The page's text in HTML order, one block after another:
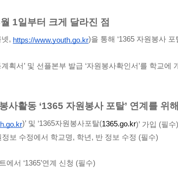
1일부터 크게 달라진 점
, https://www.youth.go.kr)을 통해 ‘1365 자원봉사
계획서’ 및 선플본부 발급 ‘자원봉사확인서’를 학교
사활동 ‘1365 자원봉사 포탈’ 연계를 위
)’ 및 ‘1365자원봉사포탈(1365.go.kr)’ 가입 (필수)
보 수정에서 학교명, 학년, 반 정보 수정 (필수)
에서 ‘1365’연계 신청 (필수)